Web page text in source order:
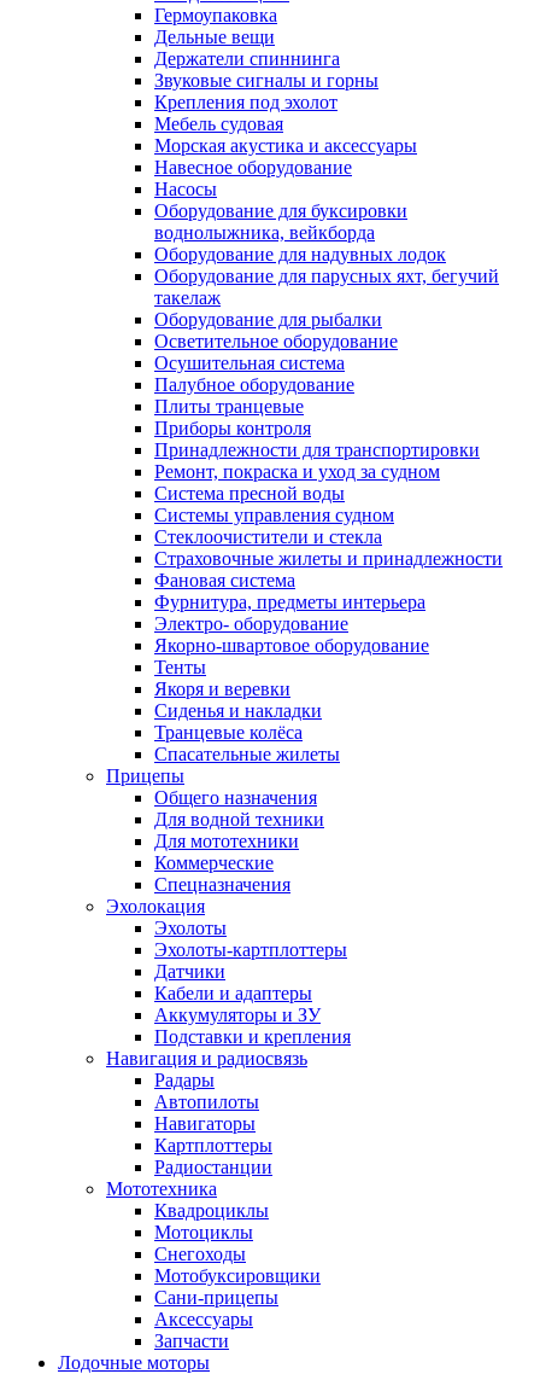
Гермоупаковка
Дельные вещи
Держатели спиннинга
Звуковые сигналы и горны
Крепления под эхолот
Мебель судовая
Морская акустика и аксессуары
Навесное оборудование
Насосы
Оборудование для буксировки
воднолыжника, вейкборда
Оборудование для надувных лодок
Оборудование для парусных яхт, бегучий
такелаж
Оборудование для рыбалки
Осветительное оборудование
Осушительная система
Палубное оборудование
Плиты транцевые
Приборы контроля
Принадлежности для транспортировки
Ремонт, покраска и уход за судном
Система пресной воды
Системы управления судном
Стеклоочистители и стекла
Страховочные жилеты и принадлежности
Фановая система
Фурнитура, предметы интерьера
Электро- оборудование
Якорно-швартовое оборудование
Тенты
Якоря и веревки
Сиденья и накладки
Транцевые колёса
Спасательные жилеты
Прицепы
Общего назначения
Для водной техники
Для мототехники
Коммерческие
Спецназначения
Эхолокация
Эхолоты
Эхолоты-картплоттеры
Датчики
Кабели и адаптеры
Аккумуляторы и ЗУ
Подставки и крепления
Навигация и радиосвязь
Радары
Автопилоты
Навигаторы
Картплоттеры
Радиостанции
Мототехника
Квадроциклы
Мотоциклы
Снегоходы
Мотобуксировщики
Сани-прицепы
Аксессуары
Запчасти
Лодочные моторы